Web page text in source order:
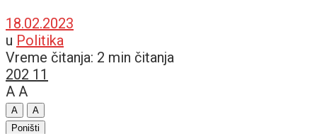
18.02.2023
u Politika
Vreme čitanja: 2 min čitanja
202 11
A A
A
A
Poništi